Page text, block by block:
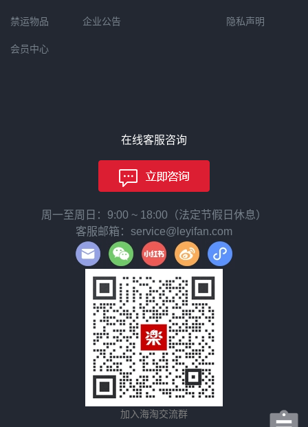
禁运物品
会员中心
企业公告 隐私声明
在线客服咨询
周一至周日：9:00 ~ 18:00（法定节假日休息）
客服邮箱：service@leyifan.com
加入海淘交流群